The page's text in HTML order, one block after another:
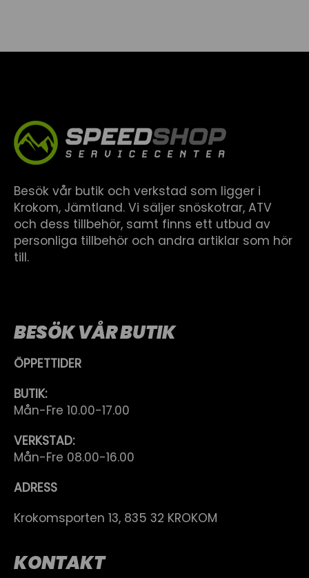
Besök vår butik och verkstad som ligger i
Krokom, Jämtland. Vi säljer snöskotrar, ATV
och dess tillbehör, samt finns ett utbud av
personliga tillbehör och andra artiklar som hör
till.
BESÖK VÅR BUTIK
ÖPPETTIDER
BUTIK:
Mån-Fre 10.00-17.00
VERKSTAD:
Mån-Fre 08.00-16.00
ADRESS
Krokomsporten 13, 835 32 KROKOM
KONTAKT